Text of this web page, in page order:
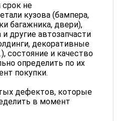
не
кузова (бампера,
багажника, двери),
и другие автозапчасти
декоративные
состояние и качество
определить по их
покупки.
дефектов, которые
в момент